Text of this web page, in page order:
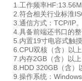
1.工作频率
2.符合相关行业标淮
3.通信方式：TCP/IP。
4.具备前端还书口的整
5.内置19寸电容式触摸
6.CPU双核（含）以上
7.内存2GB（含）以上
8.HDD 320GB（含）
9.操作系统：Windows